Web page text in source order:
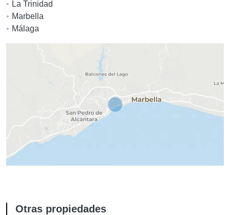
La Trinidad
Marbella
Málaga
Otras propiedades